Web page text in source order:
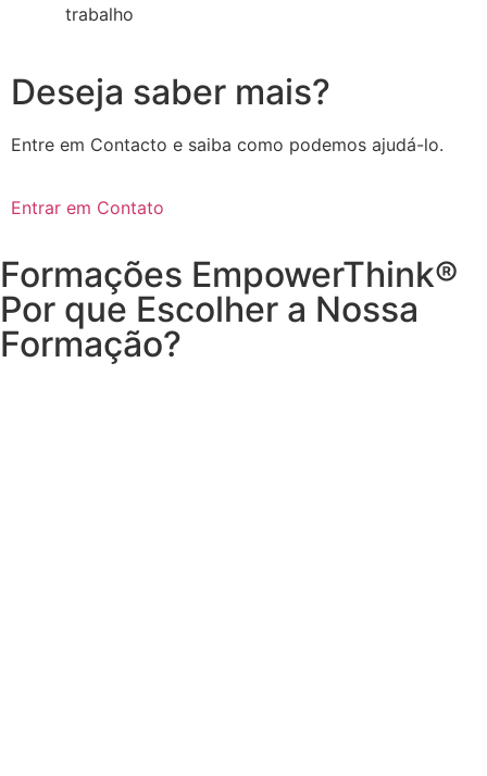
trabalho
Deseja saber mais?
Entre em Contacto e saiba como podemos ajudá-lo.
Entrar em Contato
Formações EmpowerThink®
Por que Escolher a Nossa
Formação?